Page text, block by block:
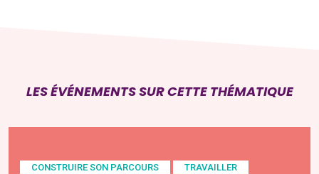
LES ÉVÉNEMENTS SUR CETTE THÉMATIQUE
CONSTRUIRE SON PARCOURS TRAVAILLER